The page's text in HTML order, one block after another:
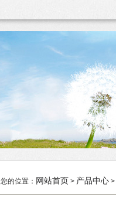
您的位置： 网站首页 > 产品中心 >